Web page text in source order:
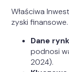
Właściwa
zyski finansowe.
Dane
podnosi
2024).